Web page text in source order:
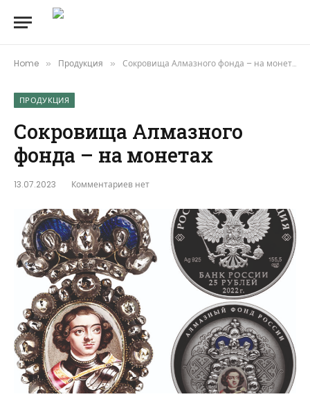
Home » Продукция » Сокровища Алмазного фонда – на монетах
ПРОДУКЦИЯ
Сокровища Алмазного
фонда – на монетах
13.07.2023 Комментариев нет